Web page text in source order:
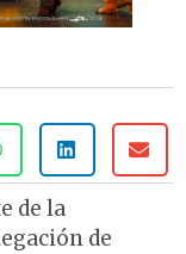
de la
de